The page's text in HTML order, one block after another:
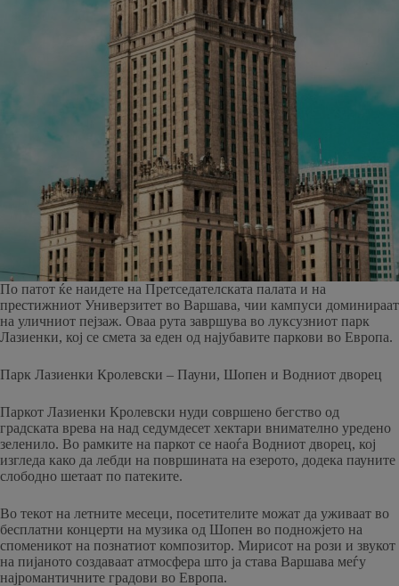
По патот ќе наидете на Претседателската палата и на
престижниот Универзитет во Варшава, чии кампуси доминираат
на уличниот пејзаж. Оваа рута завршува во луксузниот парк
Лазиенки, кој се смета за еден од најубавите паркови во Европа.
Парк Лазиенки Кролевски – Пауни, Шопен и Водниот дворец
Паркот Лазиенки Кролевски нуди совршено бегство од
градската врева на над седумдесет хектари внимателно уредено
зеленило. Во рамките на паркот се наоѓа Водниот дворец, кој
изгледа како да лебди на површината на езерото, додека пауните
слободно шетаат по патеките.
Во текот на летните месеци, посетителите можат да уживаат во
бесплатни концерти на музика од Шопен во подножјето на
споменикот на познатиот композитор. Мирисот на рози и звукот
на пијаното создаваат атмосфера што ја става Варшава меѓу
најромантичните градови во Европа.